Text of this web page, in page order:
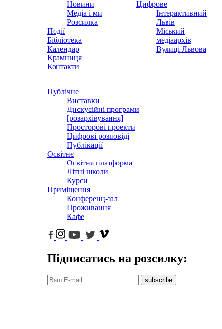
Новини
Медіа і ми
Розсилка
Події
Бібліотека
Календар
Крамниця
Контакти
Цифрове
Інтерактивний
Львів
Міський
медіаархів
Вулиці Львова
Публічне
Виставки
Дискусійні програми
[розархівування]
Просторові проекти
Цифрові розповіді
Публікації
Освітнє
Освітня платформа
Літні школи
Курси
Приміщення
Конференц-зал
Проживання
Кафе
Підписатись на розсилку:
subscribe